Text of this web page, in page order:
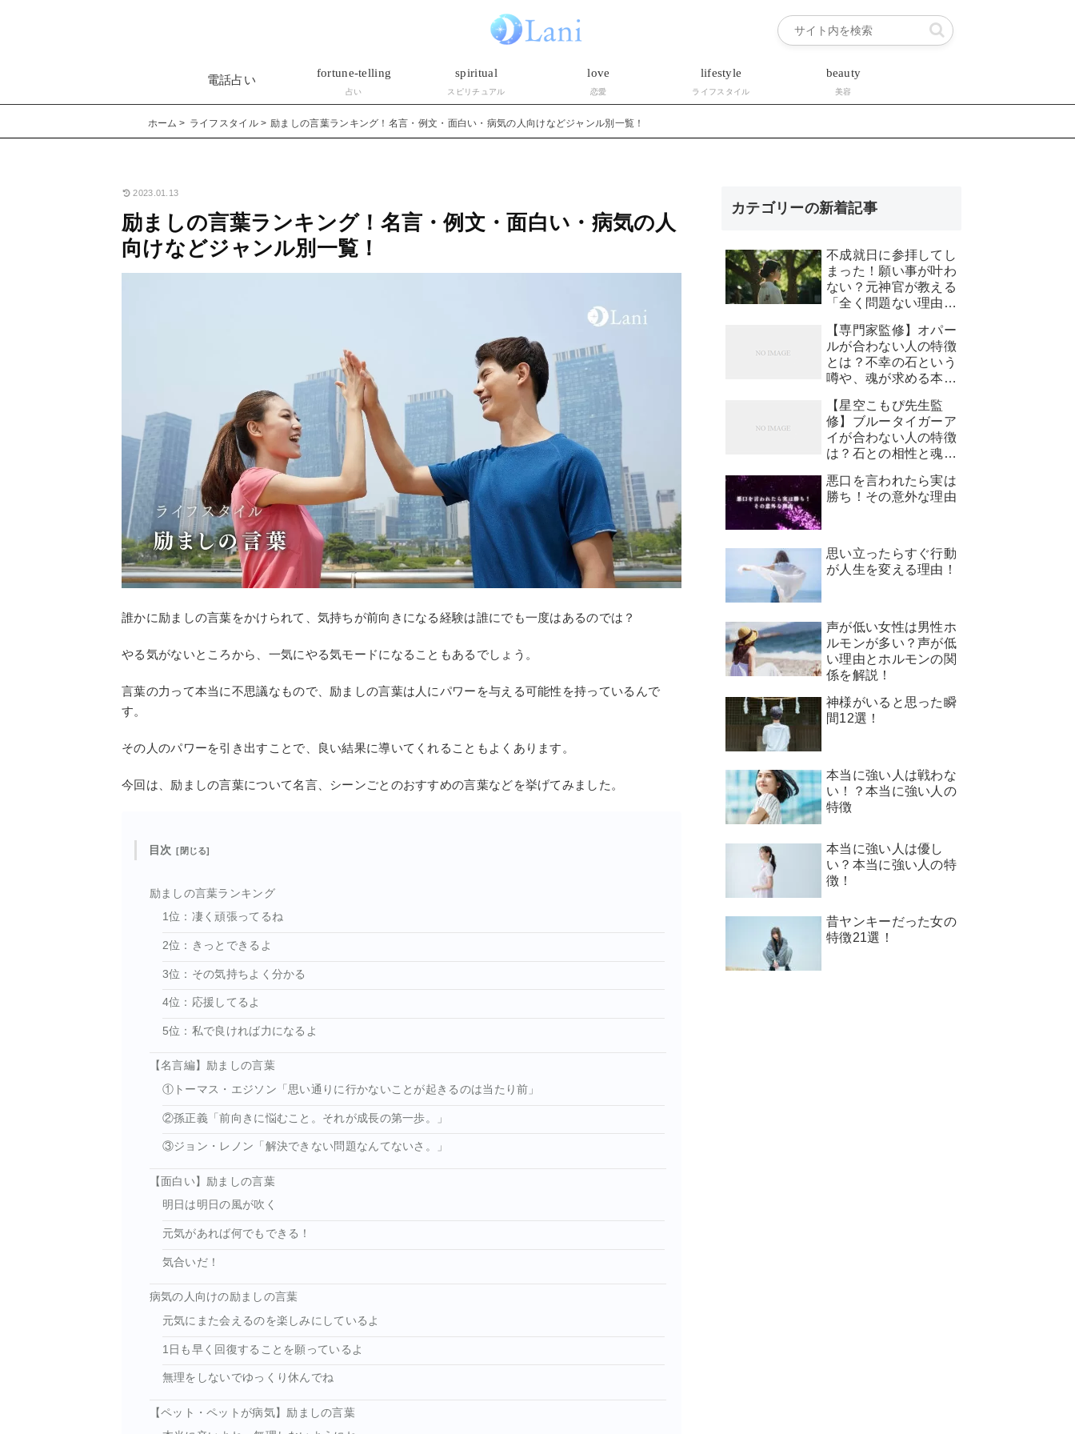
電話占い
fortune-telling
占い
spiritual
スピリチュアル
love
恋愛
lifestyle
ライフスタイル
beauty
美容
ホーム ライフスタイル 励ましの言葉ランキング！名言・例文・面白い・病気の人向けなどジャンル別一覧！
2023.01.13
励ましの言葉ランキング！名言・例文・面白い・病気の人
向けなどジャンル別一覧！
誰かに励ましの言葉をかけられて、気持ちが前向きになる経験は誰にでも一度はあるのでは？
やる気がないところから、一気にやる気モードになることもあるでしょう。
言葉の力って本当に不思議なもので、励ましの言葉は人にパワーを与える可能性を持っているんで
す。
その人のパワーを引き出すことで、良い結果に導いてくれることもよくあります。
今回は、励ましの言葉について名言、シーンごとのおすすめの言葉などを挙げてみました。
目次
励ましの言葉ランキング
1位：凄く頑張ってるね
2位：きっとできるよ
3位：その気持ちよく分かる
4位：応援してるよ
5位：私で良ければ力になるよ
【名言編】励ましの言葉
①トーマス・エジソン「思い通りに行かないことが起きるのは当たり前」
②孫正義「前向きに悩むこと。それが成長の第一歩。」
③ジョン・レノン「解決できない問題なんてないさ。」
【面白い】励ましの言葉
明日は明日の風が吹く
元気があれば何でもできる！
気合いだ！
病気の人向けの励ましの言葉
元気にまた会えるのを楽しみにしているよ
1日も早く回復することを願っているよ
無理をしないでゆっくり休んでね
【ペット・ペットが病気】励ましの言葉
カテゴリーの新着記事
不成就日に参拝してし
まった！願い事が叶わ
ない？元神官が教える
「全く問題ない理由」
【専門家監修】オパー
ルが合わない人の特徴
とは？不幸の石という
噂や、魂が求める本当
【星空こもぴ先生監
修】ブルータイガーア
イが合わない人の特徴
は？石との相性と魂が
悪口を言われたら実は
勝ち！その意外な理由
思い立ったらすぐ行動
が人生を変える理由！
声が低い女性は男性ホ
ルモンが多い？声が低
い理由とホルモンの関
係を解説！
神様がいると思った瞬
間12選！
本当に強い人は戦わな
い！？本当に強い人の
特徴
本当に強い人は優し
い？本当に強い人の特
徴！
昔ヤンキーだった女の
特徴21選！